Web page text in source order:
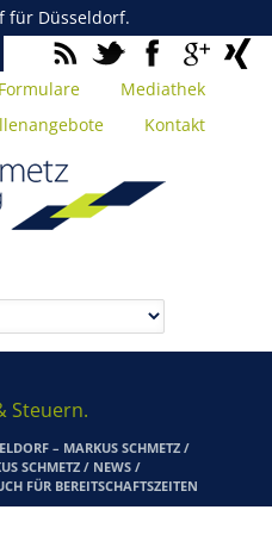
für Düsseldorf.
Formulare
Mediathek
Kontakt
Steuern.
– MARKUS SCHMETZ /
SCHMETZ / NEWS /
FÜR BEREITSCHAFTSZEITEN